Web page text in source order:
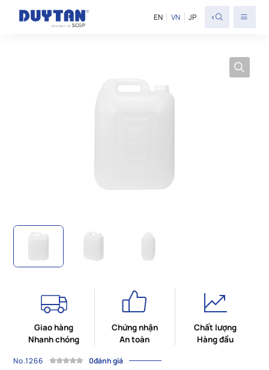
EN VN JP <
Giao hàng
Nhanh chóng
Chứng nhận
An toàn
Chất lượng
Hàng đầu
No.1266 0đánh giá